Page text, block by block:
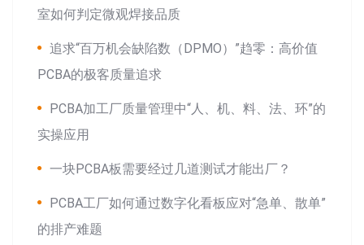
室如何判定微观焊接品质
追求“百万机会缺陷数（DPMO）”趋零：高价值
PCBA的极客质量追求
PCBA加工厂质量管理中“人、机、料、法、环”的
实操应用
一块PCBA板需要经过几道测试才能出厂？
PCBA工厂如何通过数字化看板应对“急单、散单”
的排产难题